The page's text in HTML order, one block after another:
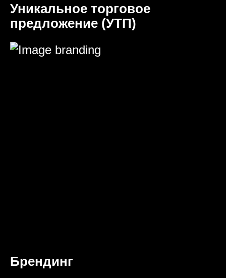
Уникальное торговое
предложение (УТП)
Брендинг